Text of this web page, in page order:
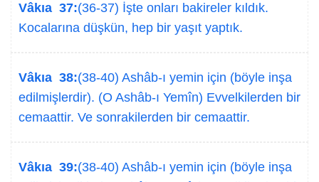
Vâkıa 37:(36-37) İşte onları bakireler kıldık.
Kocalarına düşkün, hep bir yaşıt yaptık.
Vâkıa 38:(38-40) Ashâb-ı yemin için (böyle inşa
edilmişlerdir). (O Ashâb-ı Yemîn) Evvelkilerden bir
cemaattir. Ve sonrakilerden bir cemaattir.
Vâkıa 39:(38-40) Ashâb-ı yemin için (böyle inşa